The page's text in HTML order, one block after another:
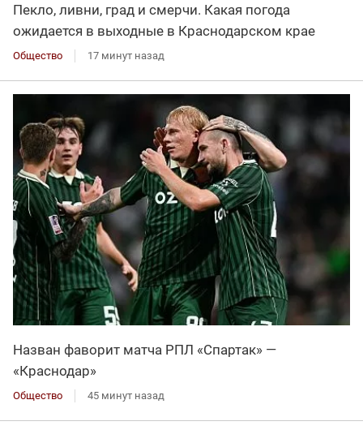
Пекло, ливни, град и смерчи. Какая погода
ожидается в выходные в Краснодарском крае
Общество 17 минут назад
Назван фаворит матча РПЛ «Спартак» —
«Краснодар»
Общество 45 минут назад